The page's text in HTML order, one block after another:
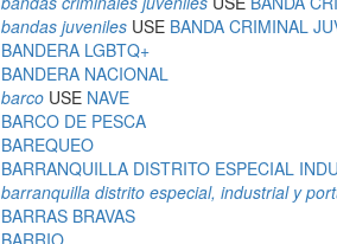
bandas juveniles USE BANDA CRIMINAL
BANDERA LGBTQ+
BANDERA NACIONAL
barco USE NAVE
BARCO DE PESCA
BAREQUEO
BARRANQUILLA DISTRITO ESPECIAL
barranquilla distrito especial, industrial y
BARRAS BRAVAS
BARRIO